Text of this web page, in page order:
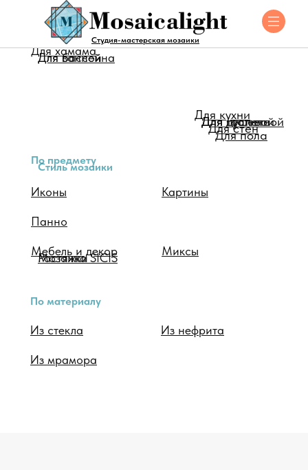
Студия-мастерская мозаики
Стиль мозаики
Мебель и декор
Мозаика SICIS
Иконы Картины
Миксы
Панно
По предмету
Растяжки
По материалу
Из стекла Из нефрита
Из мрамора
Для кухни
Для душевой
Для туалета
Для гостинной
Для стен
Для пола
Для хамама
Для ванной
Для бассейна
Для помещения